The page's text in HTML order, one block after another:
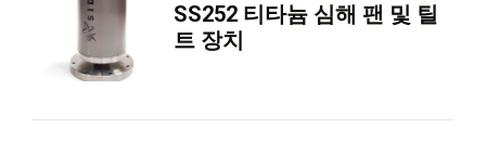
SS252 티타늄 심해 팬 및 틸
트 장치